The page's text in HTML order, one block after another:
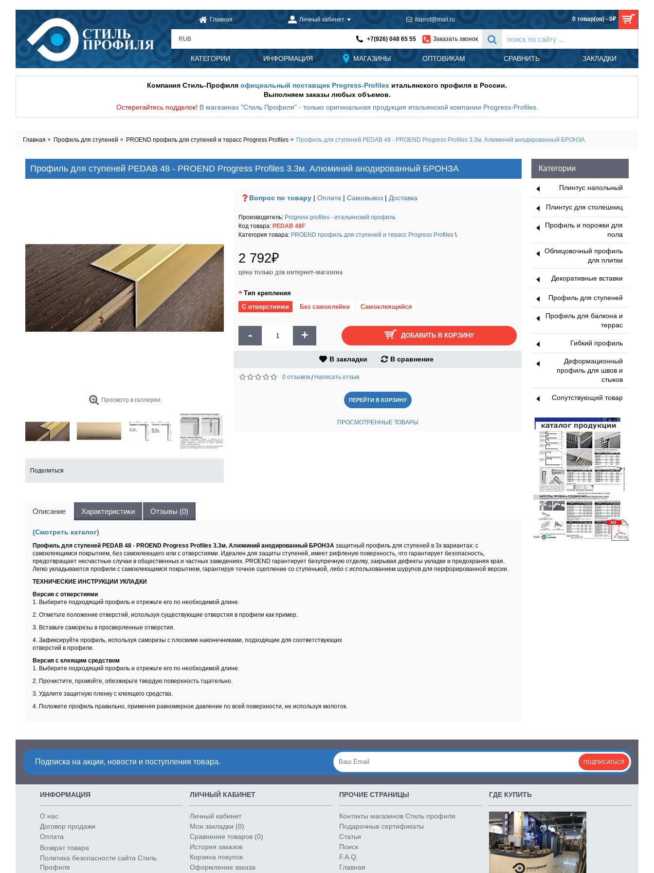
Главная Личный кабинет itaprof@mail.ru 0 товар(ов) - 0₽
RUB +7(926) 048 65 55 Заказать звонок
КАТЕГОРИИ ИНФОРМАЦИЯ МАГАЗИНЫ ОПТОВИКАМ СРАВНИТЬ ЗАКЛАДКИ
Компания Стиль-Профиля официальный поставщик Progress-Profiles итальянского профиля в России.
Выполняем заказы любых объемов.
Остерегайтесь подделок! В магазинах "Стиль Профиля" - только оригинальная продукция итальянской компании Progress-Profiles.
Главная Профиль для ступеней PROEND профиль для ступеней и терасс Progress Profiles Профиль для ступеней PEDAB 48 - PROEND Progress Profiles 3.3м. Алюминий анодированный БРОНЗА
Категории
Плинтус напольный
Плинтус для столешниц
Профиль и порожки для
пола
Облицовочный профиль
для плитки
Декоративные вставки
Профиль для ступеней
Профиль для балкона и
террас
Гибкий профиль
Деформационный
профиль для швов и
стыков
Сопутствующий товар
Профиль для ступеней PEDAB 48 - PROEND Progress Profiles 3.3м. Алюминий анодированный БРОНЗА
Просмотр в галлереи
Поделиться
Вопрос по товару | Оплата | Самовывоз | Доставка
Производитель: Progress profiles - итальянский профиль
Код товара: PEDAB 48F
Категория товара: PROEND профиль для ступеней и терасс Progress Profiles \
2 792₽
цена только для интернет-магазина
Тип крепления
С отверстиями
Без самоклейки Самоклеящийся
- + ДОБАВИТЬ В КОРЗИНУ
В закладки В сравнение
0 отзывов / Написать отзыв
ПЕРЕЙТИ В КОРЗИНУ
ПРОСМОТРЕННЫЕ ТОВАРЫ
Описание Характеристики Отзывы (0)
(Смотреть каталог)
Профиль для ступеней PEDAB 48 - PROEND Progress Profiles 3.3м. Алюминий анодированный БРОНЗА защитный профиль для ступеней в 3х вариантах: с
самоклеящимся покрытием, без самоклеющего или с отверстиями. Идеален для защиты ступеней, имеет рифленую поверхность, что гарантирует безопасность,
предотвращает несчастные случаи в общественных и частных заведениях. PROEND гарантирует безупречную отделку, закрывая дефекты укладки и предохраняя края.
Легко укладываются профили с самоклеющимся покрытием, гарантируя точное сцепление со ступенькой, либо с использованием шурупов для перфорированной версии.
ТЕХНИЧЕСКИЕ ИНСТРУКЦИИ УКЛАДКИ
Версия с отверстиями
1. Выберите подходящий профиль и отрежьте его по необходимой длине.
2. Отметьте положение отверстий, используя существующие отверстия в профили как пример.
3. Вставьте саморезы в просверленные отверстия.
4. Зафиксируйте профиль, используя саморезы с плоскими наконечниками, подходящие для соответствующих
отверстий в профиле.
Версия с клеящим средством
1. Выберите подходящий профиль и отрежьте его по необходимой длине.
2. Прочистите, промойте, обезжирьте твердую поверхность тщательно.
3. Удалите защитную пленку с клеящего средства.
4. Положите профиль правильно, применяя равномерное давление по всей поверхности, не используя молоток.
Подписка на акции, новости и поступления товара. ПОДПИСАТЬСЯ
ИНФОРМАЦИЯ
О нас
Договор продажи
Оплата
Возврат товара
Политика безопасности сайта Стиль
Профиля
ЛИЧНЫЙ КАБИНЕТ
Личный кабинет
Мои закладки (0)
Сравнение товаров (0)
История заказов
Корзина покупок
Оформление заказа
ПРОЧИЕ СТРАНИЦЫ
Контакты магазинов Стиль профиля
Подарочные сертификаты
Статьи
Поиск
F.A.Q.
Главная
ГДЕ КУПИТЬ